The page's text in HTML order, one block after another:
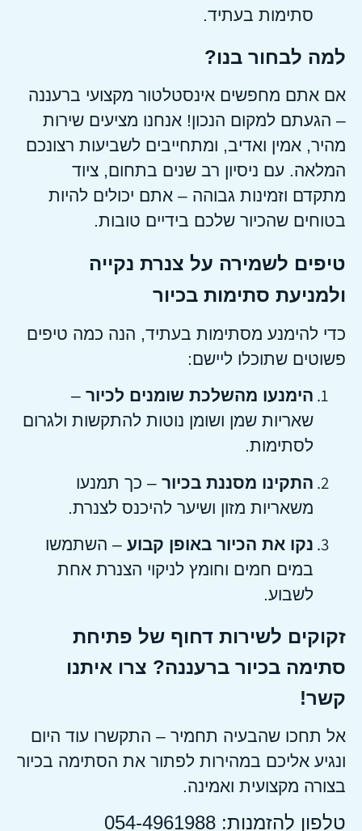
סתימות בעתיד.
למה לבחור בנו?
אם אתם מחפשים אינסטלטור מקצועי ברעננה
– הגעתם למקום הנכון! אנחנו מציעים שירות
מהיר, אמין ואדיב, ומתחייבים לשביעות רצונכם
המלאה. עם ניסיון רב שנים בתחום, ציוד
מתקדם וזמינות גבוהה – אתם יכולים להיות
בטוחים שהכיור שלכם בידיים טובות.
טיפים לשמירה על צנרת נקייה
ולמניעת סתימות בכיור
כדי להימנע מסתימות בעתיד, הנה כמה טיפים
פשוטים שתוכלו ליישם:
הימנעו מהשלכת שומנים לכיור –
שאריות שמן ושומן נוטות להתקשות ולגרום
לסתימות.
התקינו מסננת בכיור – כך תמנעו
משאריות מזון ושיער להיכנס לצנרת.
נקו את הכיור באופן קבוע – השתמשו
במים חמים וחומץ לניקוי הצנרת אחת
לשבוע.
זקוקים לשירות דחוף של פתיחת
סתימה בכיור ברעננה? צרו איתנו
קשר!
אל תחכו שהבעיה תחמיר – התקשרו עוד היום
ונגיע אליכם במהירות לפתור את הסתימה בכיור
בצורה מקצועית ואמינה.
טלפון להזמנות: 054-4961988